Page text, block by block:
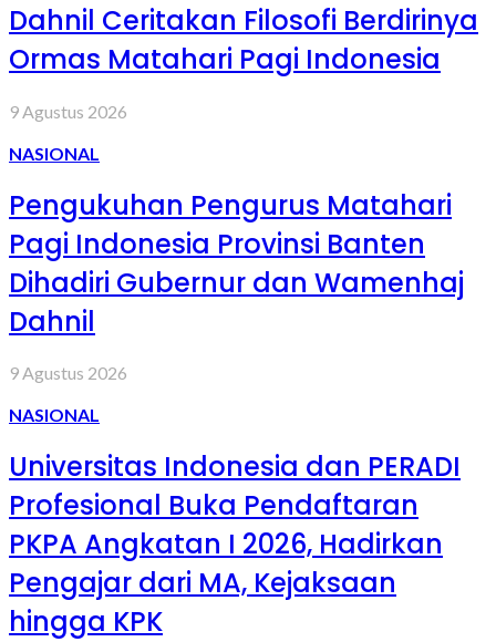
Dahnil Ceritakan Filosofi Berdirinya
Ormas Matahari Pagi Indonesia
9 Agustus 2026
NASIONAL
Pengukuhan Pengurus Matahari
Pagi Indonesia Provinsi Banten
Dihadiri Gubernur dan Wamenhaj
Dahnil
9 Agustus 2026
NASIONAL
Universitas Indonesia dan PERADI
Profesional Buka Pendaftaran
PKPA Angkatan I 2026, Hadirkan
Pengajar dari MA, Kejaksaan
hingga KPK